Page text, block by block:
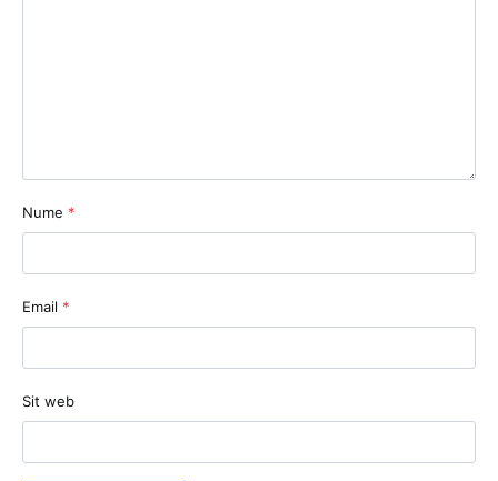
Nume *
Email *
Sit web